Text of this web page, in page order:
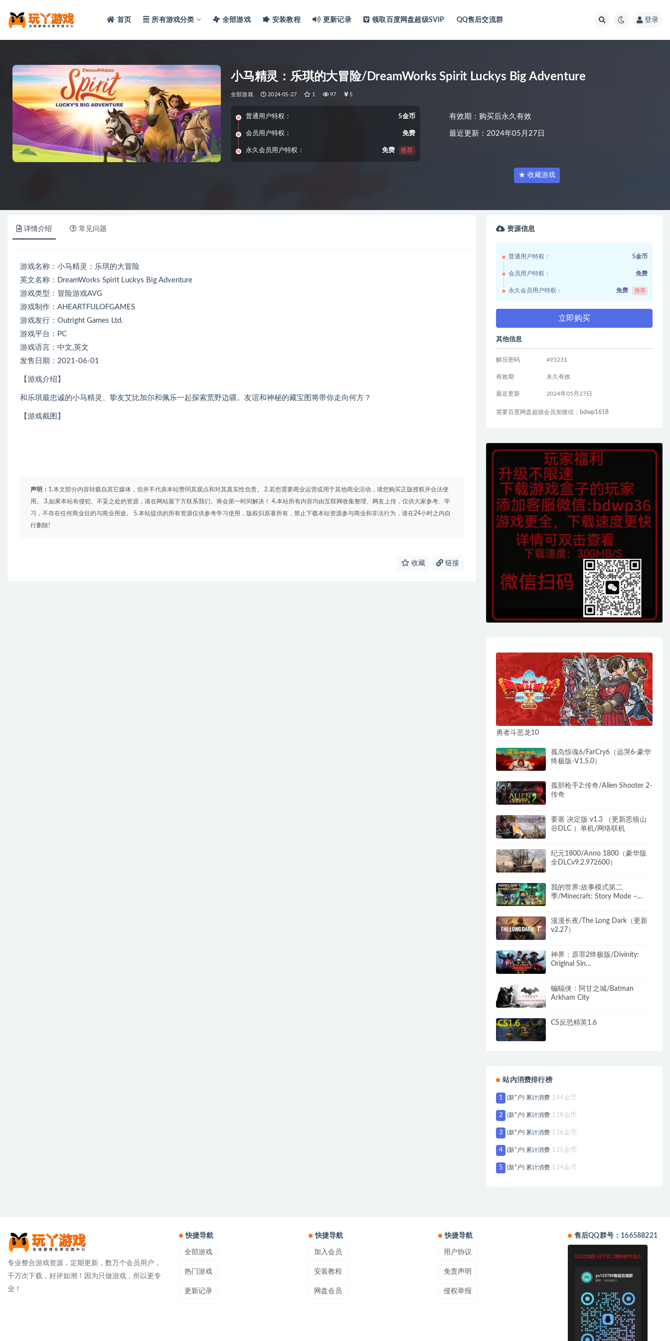
首页 所有游戏分类 全部游戏 安装教程 更新记录 领取百度网盘超级SVIP QQ售后交流群 登录
小马精灵：乐琪的大冒险/DreamWorks Spirit Luckys Big Adventure
全部游戏 2024-05-27 1 97 5
普通用户特权： 5金币
会员用户特权： 免费
永久会员用户特权： 免费 推荐
有效期：购买后永久有效
最近更新：2024年05月27日
★ 收藏游戏
详情介绍 常见问题
游戏名称：小马精灵：乐琪的大冒险
英文名称：DreamWorks Spirit Luckys Big Adventure
游戏类型：冒险游戏AVG
游戏制作：AHEARTFULOFGAMES
游戏发行：Outright Games Ltd.
游戏平台：PC
游戏语言：中文,英文
发售日期：2021-06-01
【游戏介绍】
和乐琪最忠诚的小马精灵、挚友艾比加尔和佩乐一起探索荒野边疆。友谊和神秘的藏宝图将带你走向何方？
【游戏截图】
声明： 1.本文部分内容转载自其它媒体，但并不代表本站赞同其观点和对其真实性负责。 2.若您需要商业运营或用于其他商业活动，请您购买正版授权并合法使
用。 3.如果本站有侵犯、不妥之处的资源，请在网站最下方联系我们。将会第一时间解决！ 4.本站所有内容均由互联网收集整理、网友上传，仅供大家参考、学
习，不存在任何商业目的与商业用途。 5.本站提供的所有资源仅供参考学习使用，版权归原著所有，禁止下载本站资源参与商业和非法行为，请在24小时之内自
行删除!
收藏 链接
资源信息
普通用户特权： 5金币
会员用户特权： 免费
永久会员用户特权： 免费 推荐
立即购买
其他信息
解压密码 495231
有效期 永久有效
最近更新 2024年05月27日
需要百度网盘超级会员加微信：bdwp1618
勇者斗恶龙10
孤岛惊魂6/FarCry6（远哭6-豪华
终极版-V1.5.0）
孤胆枪手2:传奇/Alien Shooter 2-
传奇
要塞 决定版 v1.3 （更新恶狼山
谷DLC ）单机/网络联机
纪元1800/Anno 1800（豪华版
全DLCv9.2.972600）
我的世界:故事模式第二
季/Minecraft: Story Mode –
漫漫长夜/The Long Dark（更新
v2.27）
神界：原罪2终极版/Divinity:
Original Sin
蝙蝠侠：阿甘之城/Batman
Arkham City
CS反恐精英1.6
站内消费排行榜
1 (新*户) 累计消费 144金币
2 (新*户) 累计消费 138金币
3 (新*户) 累计消费 136金币
4 (新*户) 累计消费 135金币
5 (新*户) 累计消费 134金币
专业整合游戏资源，定期更新，数万个会员用户，
千万次下载，好评如潮！因为只做游戏，所以更专
业！
快捷导航
全部游戏
热门游戏
更新记录
快捷导航
加入会员
安装教程
网盘会员
快捷导航
用户协议
免责声明
侵权举报
售后QQ群号：166588221